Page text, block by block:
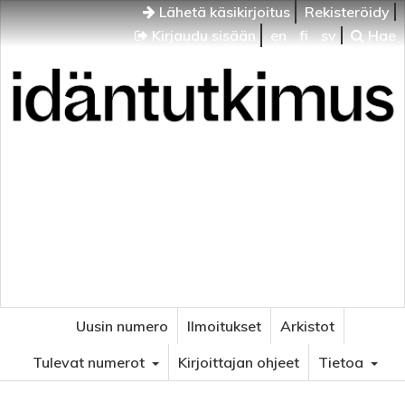
Lähetä käsikirjoitus
Rekisteröidy
Kirjaudu sisään
en fi sv Hae
Uusin numero Ilmoitukset
Arkistot
Tulevat numerot
Kirjoittajan ohjeet Tietoa